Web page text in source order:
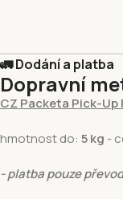
🚛 Dodání a platba
Dopravní
CZ Packeta Pick-
hmotnost do: 5 kg -
- platba pouze